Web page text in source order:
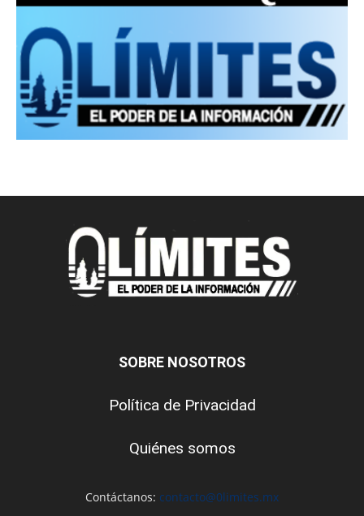
SOBRE NOSOTROS
Política de Privacidad
Quiénes somos
Contáctanos: contacto@0limites.mx